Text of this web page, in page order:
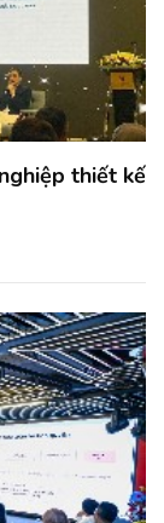
thiết kế